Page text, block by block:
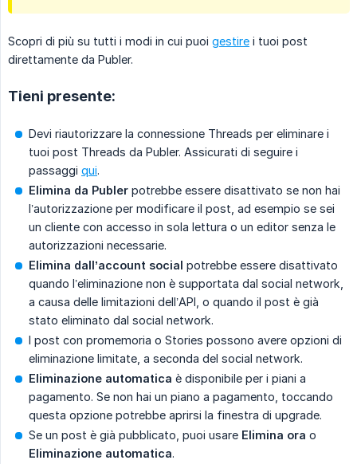
Scopri di più su tutti i modi in cui puoi gestire i tuoi post
direttamente da Publer.
Tieni presente:
Devi riautorizzare la connessione Threads per eliminare i
tuoi post Threads da Publer. Assicurati di seguire i
passaggi qui.
Elimina da Publer potrebbe essere disattivato se non hai
l’autorizzazione per modificare il post, ad esempio se sei
un cliente con accesso in sola lettura o un editor senza le
autorizzazioni necessarie.
Elimina dall’account social potrebbe essere disattivato
quando l’eliminazione non è supportata dal social network,
a causa delle limitazioni dell’API, o quando il post è già
stato eliminato dal social network.
I post con promemoria o Stories possono avere opzioni di
eliminazione limitate, a seconda del social network.
Eliminazione automatica è disponibile per i piani a
pagamento. Se non hai un piano a pagamento, toccando
questa opzione potrebbe aprirsi la finestra di upgrade.
Se un post è già pubblicato, puoi usare Elimina ora o
Eliminazione automatica.